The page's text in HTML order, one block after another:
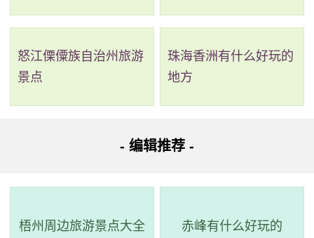
地址：吉林省四平市铁东区沥山路
山门风景区位于吉林省南部，距市区仅10公里，占
地面积35平方公里，由杏花山、德仁堂山和山门水库组
成。以自然景观为主，真山真水，加上人文景观，风景
亘千里的“长白大门”，曾被清政府誉为“龙兴之地”。山门
河水蜿蜓曲折，注入湖中，湖面开阔，水平如镜。西侧
怒江傈僳族自治州旅游
景点
珠海香洲有什么好玩的
地方
- 编辑推荐 -
梧州周边旅游景点大全 赤峰有什么好玩的